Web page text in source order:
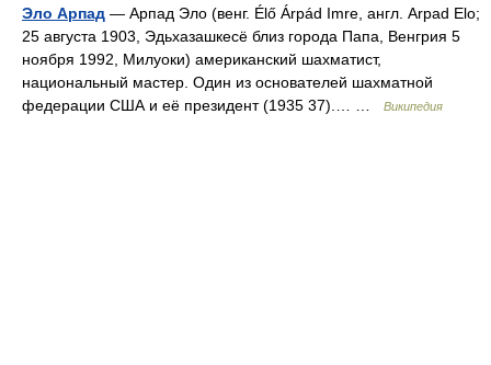
Эло Арпад — Арпад Эло (венг. Élő Árpád Imre, англ. Arpad Elo;
25 августа 1903, Эдьхазашкесё близ города Папа, Венгрия 5
ноября 1992, Милуоки) американский шахматист,
национальный мастер. Один из основателей шахматной
федерации США и её президент (1935 37).… …
Википедия